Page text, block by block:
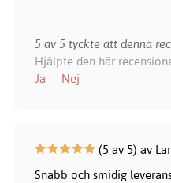
5 av 5 tyckte att denna
Hjälpte den här
Ja
Nej
(5 av 5) av
Snabb och smidig